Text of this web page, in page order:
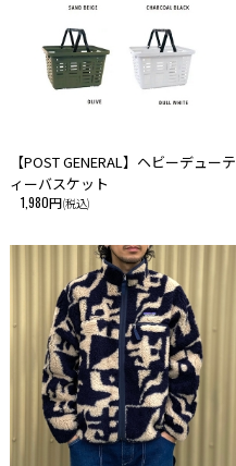
【POST GENERAL】ヘビーデューテ
ィーバスケット
1,980円(税込)